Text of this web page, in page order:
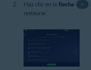
Haz clic en la flecha >
restaurar.